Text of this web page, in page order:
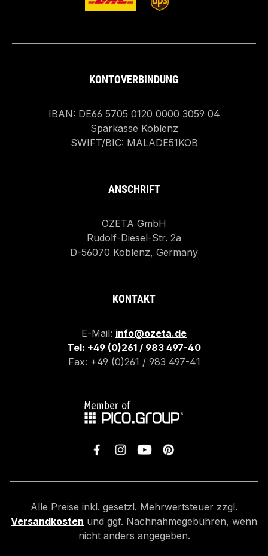
KONTOVERBINDUNG
IBAN: DE66 5705 0120 0000 3059 04
Sparkasse Koblenz
SWIFT/BIC: MALADE51KOB
ANSCHRIFT
OZETA GmbH
Rudolf-Diesel-Str. 2a
D-56070 Koblenz, Germany
KONTAKT
E-Mail: info@ozeta.de
Tel: +49 (0)261 / 983 497-40
Fax: +49 (0)261 / 983 497-41
Alle Preise inkl. gesetzl. Mehrwertsteuer zzgl.
Versandkosten und ggf. Nachnahmegebühren, wenn
nicht anders angegeben.